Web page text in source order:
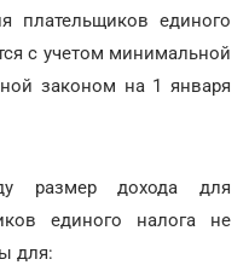
плательщиков единого
с учетом минимальной
законом на 1 января
размер дохода для
единого налога не
для: